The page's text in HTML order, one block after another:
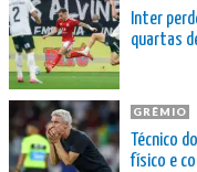
Inter
quartas
GRÊMIO
Técnico
físico e